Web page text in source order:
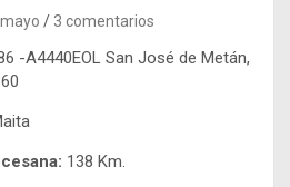
3 comentarios
-A4440EOL San José de Metán,
138 Km.